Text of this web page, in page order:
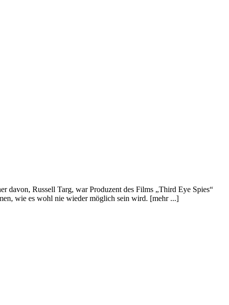
davon, Russell Targ, war Produzent des Films „Third Eye Spies“
wie es wohl nie wieder möglich sein wird. [mehr ...]